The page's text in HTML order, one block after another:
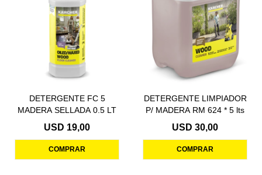
DETERGENTE FC 5
MADERA SELLADA 0.5 LT
USD 19,00
DETERGENTE LIMPIADOR
P/ MADERA RM 624 * 5 lts
USD 30,00